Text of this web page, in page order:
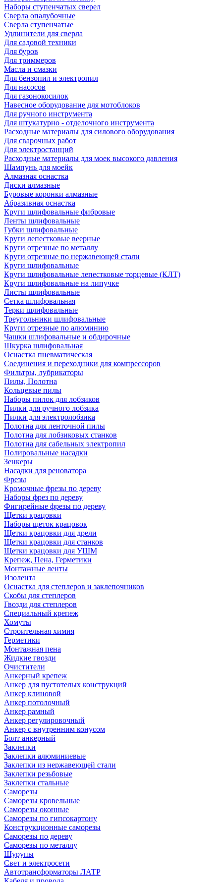
Наборы ступенчатых сверел
Сверла опалубочные
Сверла ступенчатые
Удлинители для сверла
Для садовой техники
Для буров
Для триммеров
Масла и смазки
Для бензопил и электропил
Для насосов
Для газонокосилок
Навесное оборудование для мотоблоков
Для ручного инструмента
Для штукатурно - отделочного инструмента
Расходные материалы для силового оборудования
Для сварочных работ
Для электростанций
Расходные материалы для моек высокого давления
Шампунь для моейк
Алмазная оснастка
Диски алмазные
Буровые коронки алмазные
Абразивная оснастка
Круги шлифовальные фибровые
Ленты шлифовальные
Губки шлифовальные
Круги лепестковые веерные
Круги отрезные по металлу
Круги отрезные по нержавеющей стали
Круги шлифовальные
Круги шлифовальные лепестковые торцевые (КЛТ)
Круги шлифовальные на липучке
Листы шлифовальные
Сетка шлифовальная
Терки шлифовальные
Треугольники шлифовальные
Круги отрезные по алюминию
Чашки шлифовальные и обдирочные
Шкурка шлифовальная
Оснастка пневматическая
Соединения и переходники для компрессоров
Фильтры, лубрикаторы
Пилы, Полотна
Кольцевые пилы
Наборы пилок для лобзиков
Пилки для ручного лобзика
Пилки для электролобзика
Полотна для ленточной пилы
Полотна для лобзиковых станков
Полотна для сабельных электропил
Полировальные насадки
Зенкеры
Насадки для реноватора
Фрезы
Кромочные фрезы по дереву
Наборы фрез по дереву
Фигирейные фрезы по дереву
Щетки крацовки
Наборы щеток крацовок
Щетки крацовки для дрели
Щетки крацовки для станков
Щетки крацовки для УШМ
Крепеж, Пена, Герметики
Монтажные ленты
Изолента
Оснастка для степлеров и заклепочников
Скобы для степлеров
Гвозди для степлеров
Специальный крепеж
Хомуты
Строительная химия
Герметики
Монтажная пена
Жидкие гвозди
Очистители
Анкерный крепеж
Анкер для пустотелых конструкций
Анкер клиновой
Анкер потолочный
Анкер рамный
Анкер регулировочный
Анкер с внутренним конусом
Болт анкерный
Заклепки
Заклепки алюминиевые
Заклепки из нержавеющей стали
Заклепки резьбовые
Заклепки стальные
Саморезы
Саморезы кровельные
Саморезы оконные
Саморезы по гипсокартону
Конструкционные саморезы
Саморезы по дереву
Саморезы по металлу
Шурупы
Свет и электросети
Автотрансформаторы ЛАТР